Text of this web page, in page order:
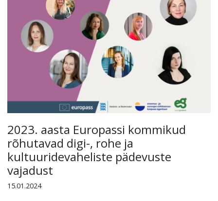
2023. aasta Europassi kommikud
rõhutavad digi-, rohe ja
kultuuridevaheliste pädevuste
vajadust
15.01.2024